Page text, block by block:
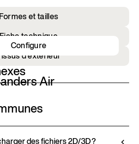
Formes et tailles
Fiche technique
d’extérieur
Air
Configure
des fichiers 2D/3D ?